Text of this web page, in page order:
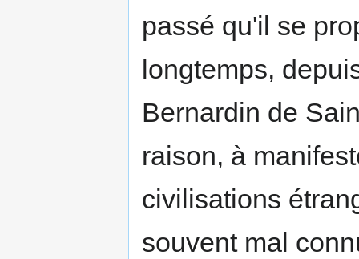
passé qu'il se
longtemps,
Bernardin de
raison, à
civilisations
souvent mal